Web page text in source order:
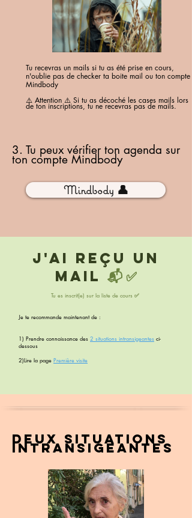
Tu recevras un mails si tu as été prise en cours,
n'oublie pas de checker ta boite mail ou ton compte
Mindbody
⚠️ Attention ⚠️ Si tu as décoché les cases mails lors
de ton inscriptions, tu ne recevras pas de mails.
3. Tu peux vérifier ton agenda sur
ton compteMindbody
Mindbody 👤
J'ai reçu un
mail 📬 ✅
Tu es inscrit(e) sur la liste de cours ✅
Je te recommande maintenant de :
1) Prendre connaissance des 2 situations intransigeantes ci-
dessous
2)Lire la page Première visite
deux Situations
intransigeantes